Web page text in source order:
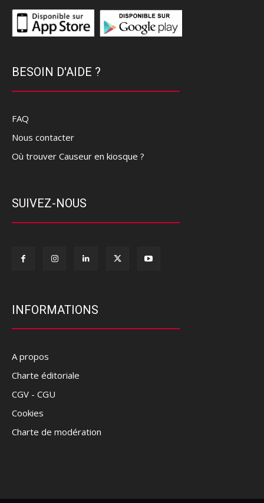
BESOIN D'AIDE ?
FAQ
Nous contacter
Où trouver Causeur en kiosque ?
SUIVEZ-NOUS
INFORMATIONS
A propos
Charte éditoriale
CGV - CGU
Cookies
Charte de modération